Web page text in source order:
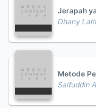
Jerapah
Dhany
Metode
Saifuddin